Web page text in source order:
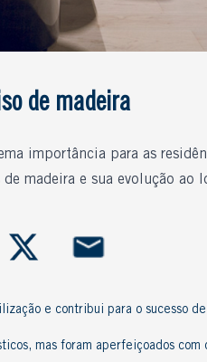
de madeira
importância para as
madeira e sua evolução ao
e contribui para o sucesso
mas foram aperfeiçoados com